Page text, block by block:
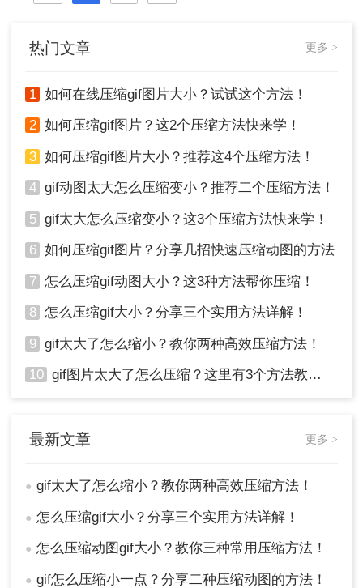
本文将介绍四种高效的方法，帮助你
的大小。
热门文章 更多 >
1 如何在线压缩gif图片大小？试试这个方法！
2 如何压缩gif图片？这2个压缩方法快来学！
3 如何压缩gif图片大小？推荐这4个压缩方法！
4 gif动图太大怎么压缩变小？推荐二个压缩方法！
5 gif太大怎么压缩变小？这3个压缩方法快来学！
6 如何压缩gif图片？分享几招快速压缩动图的方法
7 怎么压缩gif动图大小？这3种方法帮你压缩！
8 怎么压缩gif大小？分享三个实用方法详解！
9 gif太大了怎么缩小？教你两种高效压缩方法！
10 gif图片太大了怎么压缩？这里有3个方法教你轻松压缩！
最新文章 更多 >
● gif太大了怎么缩小？教你两种高效压缩方法！
● 怎么压缩gif大小？分享三个实用方法详解！
● 怎么压缩动图gif大小？教你三种常用压缩方法！
● gif怎么压缩小一点？分享二种压缩动图的方法！